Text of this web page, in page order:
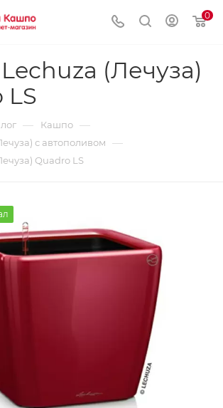
0
(Лечуза)
LS
— Кашпо —
с автополивом —
Quadro LS